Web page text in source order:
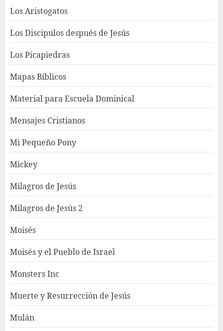
Los Aristogatos
Los Discipulos después de Jesús
Los Picapiedras
Mapas Bíblicos
Material para Escuela Dominical
Mensajes Cristianos
Mi Pequeño Pony
Mickey
Milagros de Jesús
Milagros de Jesús 2
Moisés
Moisés y el Pueblo de Israel
Monsters Inc
Muerte y Resurrección de Jesús
Mulán